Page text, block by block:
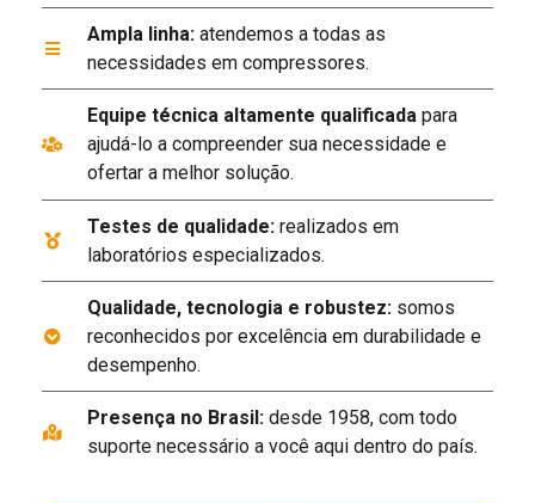
Ampla linha:atendemos a todas as
necessidades em compressores.
Equipe técnica altamente qualificadapara
ajudá-lo a compreender sua necessidade e
ofertar a melhor solução.
Testes de qualidade:realizados em
laboratórios especializados.
Qualidade, tecnologia e robustez:somos
reconhecidos por excelência em durabilidade e
desempenho.
Presença no Brasil:desde 1958, com todo
suporte necessário a você aqui dentro do país.